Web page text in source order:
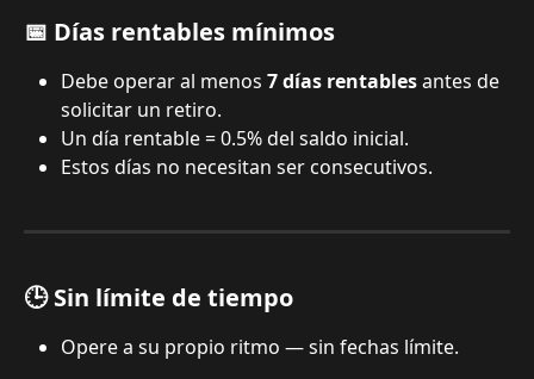
📅 Días rentables mínimos
Debe operar al menos 7 días rentables antes de
solicitar un retiro.
Un día rentable = 0.5% del saldo inicial.
Estos días no necesitan ser consecutivos.
🕒 Sin límite de tiempo
Opere a su propio ritmo — sin fechas límite.